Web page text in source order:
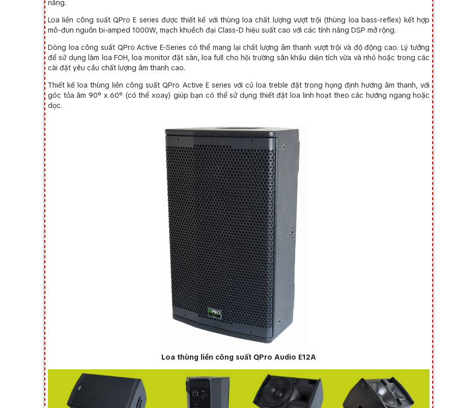
năng.
Loa liền công suất QPro E series được thiết kế với thùng loa chất lượng vượt trội (thùng loa bass-reflex) kết hợp
mô-đun nguồn bi-amped 1000W, mạch khuếch đại Class-D hiệu suất cao với các tính năng DSP mở rộng.
Dòng loa công suất QPro Active E-Series có thể mang lại chất lượng âm thanh vượt trội và độ động cao. Lý tưởng
để sử dụng làm loa FOH, loa monitor đặt sàn, loa full cho hội trường sân khấu diện tích vừa và nhỏ hoặc trong các
cài đặt yêu cầu chất lượng âm thanh cao.
Thiết kế loa thùng liền công suất QPro Active E series với củ loa treble đặt trong họng định hướng âm thanh, với
góc tỏa âm 90° x 60° (có thể xoay) giúp bạn có thể sử dụng thiết đặt loa linh hoạt theo các hướng ngang hoặc
dọc.
Loa thùng liền công suất QPro Audio E12A